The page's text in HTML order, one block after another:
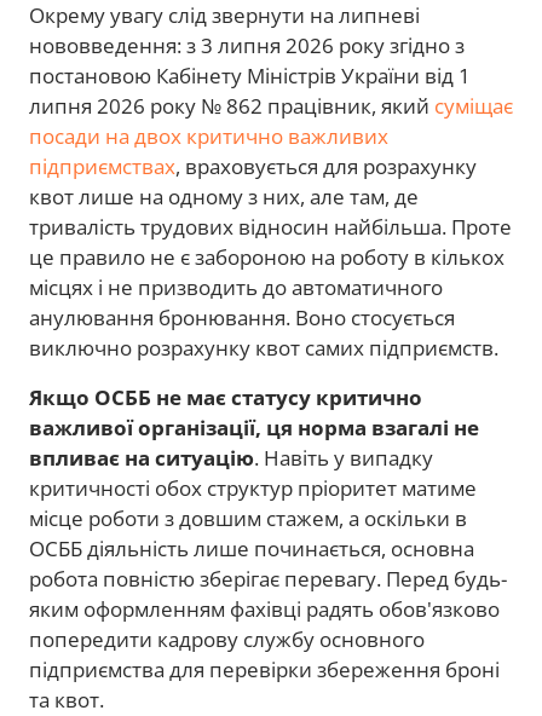
Окрему увагу слід звернути на липневі
нововведення: з 3 липня 2026 року згідно з
постановою Кабінету Міністрів України від 1
липня 2026 року № 862 працівник, який суміщає
посади на двох критично важливих
підприємствах, враховується для розрахунку
квот лише на одному з них, але там, де
тривалість трудових відносин найбільша. Проте
це правило не є забороною на роботу в кількох
місцях і не призводить до автоматичного
анулювання бронювання. Воно стосується
виключно розрахунку квот самих підприємств.
Якщо ОСББ не має статусу критично
важливої організації, ця норма взагалі не
впливає на ситуацію. Навіть у випадку
критичності обох структур пріоритет матиме
місце роботи з довшим стажем, а оскільки в
ОСББ діяльність лише починається, основна
робота повністю зберігає перевагу. Перед будь-
яким оформленням фахівці радять обов'язково
попередити кадрову службу основного
підприємства для перевірки збереження броні
та квот.